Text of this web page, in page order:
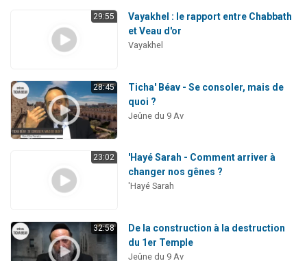
29:55
Vayakhel : le rapport entre Chabbath
et Veau d'or
Vayakhel
28:45
Ticha' Béav - Se consoler, mais de
quoi ?
Jeûne du 9 Av
23:02
'Hayé Sarah - Comment arriver à
changer nos gênes ?
'Hayé Sarah
32:58
De la construction à la destruction
du 1er Temple
Jeûne du 9 Av